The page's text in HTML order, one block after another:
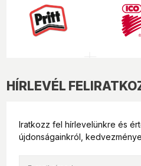
HÍRLEVÉL
Iratkozz fel hírlevelünkre és
újdonságainkról,